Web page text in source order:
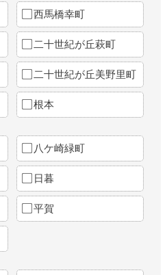
西馬橋幸町
二十世紀が丘萩町
二十世紀が丘美野里町
根本
八ケ崎緑町
日暮
平賀